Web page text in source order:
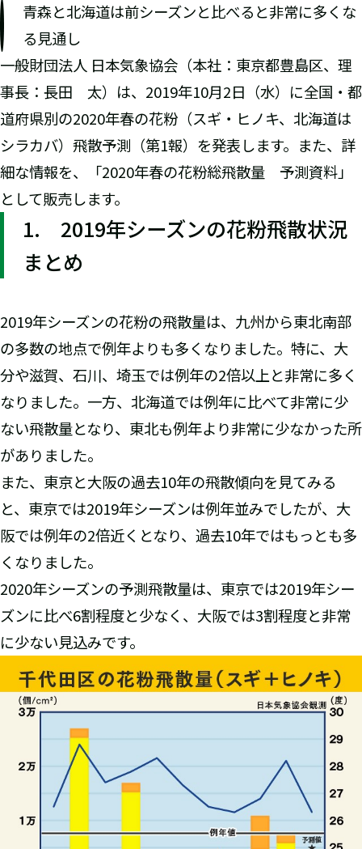
青森と北海道は前シーズンと比べると非常に多くな
る見通し
一般財団法人 日本気象協会（本社：東京都豊島区、理
事長：長田 太）は、2019年10月2日（水）に全国・都
道府県別の2020年春の花粉（スギ・ヒノキ、北海道は
シラカバ）飛散予測（第1報）を発表します。また、詳
細な情報を、「2020年春の花粉総飛散量 予測資料」
として販売します。
1. 2019年シーズンの花粉飛散状況
まとめ
2019年シーズンの花粉の飛散量は、九州から東北南部
の多数の地点で例年よりも多くなりました。特に、大
分や滋賀、石川、埼玉では例年の2倍以上と非常に多く
なりました。一方、北海道では例年に比べて非常に少
ない飛散量となり、東北も例年より非常に少なかった所
がありました。
また、東京と大阪の過去10年の飛散傾向を見てみる
と、東京では2019年シーズンは例年並みでしたが、大
阪では例年の2倍近くとなり、過去10年ではもっとも多
くなりました。
2020年シーズンの予測飛散量は、東京では2019年シー
ズンに比べ6割程度と少なく、大阪では3割程度と非常
に少ない見込みです。